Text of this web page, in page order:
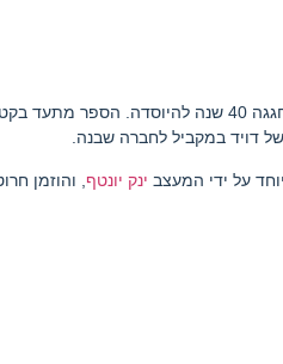
היה בן 70 כשהחֶברה שלו, אֱלוּל, חגגה 40 שנה
דויד במקביל לחברה שבנה.
על ידי המעצב ינק יונטף , והוזמן